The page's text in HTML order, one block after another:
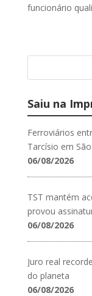
funcionário
Saiu na
Ferroviários
Tarcísio em
06/08/2026
TST mantém
provou
06/08/2026
Juro real
do planeta
06/08/2026